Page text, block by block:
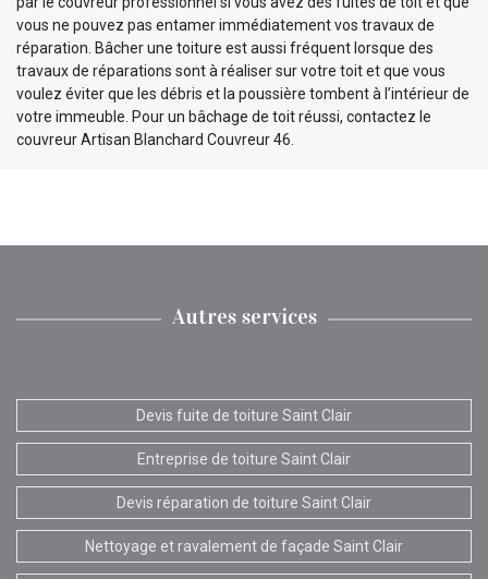
vous ne pouvez pas entamer immédiatement vos travaux de
réparation. Bâcher une toiture est aussi fréquent lorsque des
travaux de réparations sont à réaliser sur votre toit et que vous
voulez éviter que les débris et la poussière tombent à l’intérieur de
votre immeuble. Pour un bâchage de toit réussi, contactez le
couvreur Artisan Blanchard Couvreur 46.
Autres services
Devis fuite de toiture Saint Clair
Entreprise de toiture Saint Clair
Devis réparation de toiture Saint Clair
Nettoyage et ravalement de façade Saint Clair